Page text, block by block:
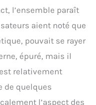
qualité inférieurs
ne vous
aucun plaisir
l'utilisation des
Chez d'autres
vous ne
pas retourner les
ou après
de l'emballage,
l’ensemble paraît
aient noté que
pouvait se rayer
épuré, mais il
relativement
de quelques
l’aspect des